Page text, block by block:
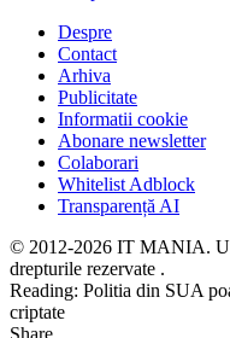
Despre
Contact
Arhiva
Publicitate
Informatii cookie
Abonare newsletter
Colaborari
Whitelist Adblock
Transparență AI
© 2012-2026 IT MANIA.
drepturile rezervate .
Reading: Politia din SUA
criptate
Share